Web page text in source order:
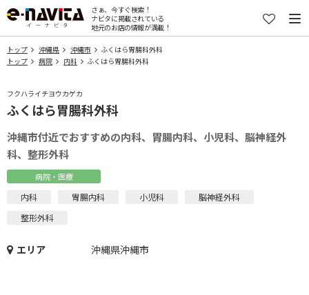
さぁ、今すぐ検索！
ナビタに掲載されている
地元のお店の情報が満載！
トップ 沖縄県 沖縄市
ふくはら胃腸科外科
トップ
病院 内科 ふくはら胃腸科外科
フクハライチヨウカゲカ
ふくはら胃腸科外科
沖縄市付近でおすすめの内科、胃腸内科、小児科、脳神経外
科、整形外科
病院・医療
内科 胃腸内科 小児科
脳神経外科
整形外科
エリア 沖縄県沖縄市